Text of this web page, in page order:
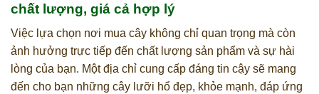
chất lượng, giá cả hợp lý
Việc lựa chọn nơi mua cây không chỉ quan trọng mà còn
ảnh hưởng trực tiếp đến chất lượng sản phẩm và sự hài
lòng của bạn. Một địa chỉ cung cấp đáng tin cậy sẽ mang
đến cho bạn những cây lưỡi hổ đẹp, khỏe mạnh, đáp ứng